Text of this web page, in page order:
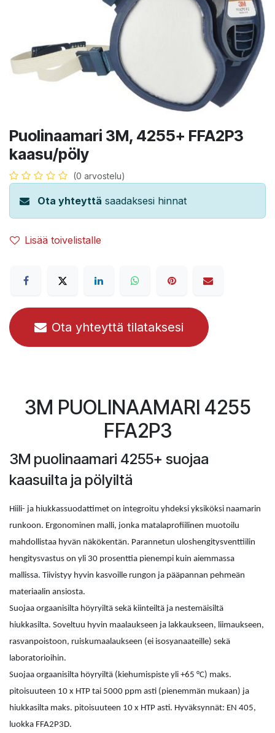
Puolinaamari 3M, 4255+ FFA2P3
kaasu/pöly
(0 arvostelu)
Ota yhteyttä saadaksesi hinnat
Lisää toivelistalle
Ota yhteyttä tilataksesi
3M PUOLINAAMARI 4255
FFA2P3
3M puolinaamari 4255+ suojaa
kaasuilta ja pölyiltä
Hiili- ja hiukkassuodattimet on integroitu yhdeksi yksiköksi naamarin
runkoon. Ergonominen malli, jonka matalaprofiilinen muotoilu
mahdollistaa hyvän näkökentän. Parannetun uloshengitysventtiilin
hengitysvastus on yli 30 prosenttia pienempi kuin aiemmassa
mallissa. Tiivistyy hyvin kasvoille rungon ja pääpannan pehmeän
materiaalin ansiosta.
Suojaa orgaanisilta höyryiltä sekä kiinteiltä ja nestemäisiltä
hiukkasilta. Soveltuu hyvin maalaukseen ja lakkaukseen, liimaukseen,
rasvanpoistoon, ruiskumaalaukseen (ei isosyanaateille) sekä
laboratorioihin.
Suojaa orgaanisilta höyryiltä (kiehumispiste yli +65 °C) maks.
pitoisuuteen 10 x HTP tai 5000 ppm asti (pienemmän mukaan) ja
hiukkasilta maks. pitoisuuteen 10 x HTP asti. Hyväksynnät: EN 405,
luokka FFA2P3D.